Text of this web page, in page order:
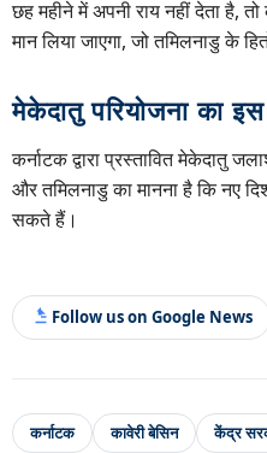
छह महीने में अपनी राय नहीं देता है,
मान लिया जाएगा, जो तमिलनाडु के
मेकेदातु परियोजना का
कर्नाटक द्वारा प्रस्तावित मेकेदातु
और तमिलनाडु का मानना है कि नए
सकते हैं।
Follow us on Google News
कर्नाटक कावेरी बेसिन केंद्र